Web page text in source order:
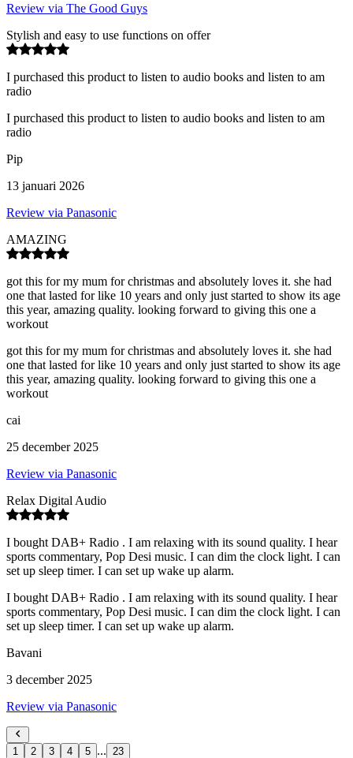
Review via The Good Guys
Stylish and easy to use functions on offer
I purchased this product to listen to audio books and listen to am
radio
I purchased this product to listen to audio books and listen to am
radio
Pip
13 januari 2026
Review via Panasonic
AMAZING
got this for my mum for christmas and absolutely loves it. she had
one that lasted for like 10 years and only just started to show its age
this year, amazing quality. looking forward to giving this one a
workout
got this for my mum for christmas and absolutely loves it. she had
one that lasted for like 10 years and only just started to show its age
this year, amazing quality. looking forward to giving this one a
workout
cai
25 december 2025
Review via Panasonic
Relax Digital Audio
I bought DAB+ Radio . I am relaxing with its sound quality. I hear
sports commentary, Pop Desi music. I can dim the clock light. I can
set up sleep timer. I can set up wake up alarm.
I bought DAB+ Radio . I am relaxing with its sound quality. I hear
sports commentary, Pop Desi music. I can dim the clock light. I can
set up sleep timer. I can set up wake up alarm.
Bavani
3 december 2025
Review via Panasonic
1 2 3 4 5 ... 23